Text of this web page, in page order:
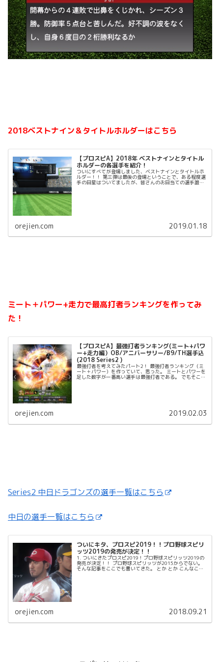
2018ベストナイン＆タイトルホルダーはこちら
【プロスピA】2018年 ベストナインとタイトル
ホルダーの各選手を紹介！
ついにすべてが登場しました、ベストナインとタイトルホ
ルダー！！ 第三弾は最後の登場ということで、ある程度選
手の目星はついてましたが、皆さんのお目当ての選手誰で
orejien.com 2019.01.18
ミート＋パワー+走力で最高打者ランキングを作ってみ
た！
【プロスピA】最強打者ランキング(ミート+パワ
ー+走力編）OB/アニバーサリー/B9/TH選手込
(2018 Series2 )
最強打者を考えてみたパート2！ 最強打者ランキング（ミ
ート＋パワー）を作っていて、思った。 ミートとパワーを
足した数字が一番高い選手は最強打者である。 でもそこに
orejien.com 2019.02.03
Series2 中日ドラゴンズの選手一覧はこちら
中日の選手一覧はこちら
ついにキタ、プロスピ2019！！プロ野球スピリ
ッツ2019の発売が決定！！
1. ついにきたプロスピ2019！プロ野球スピリッツ2019の
発売が決定！！ プロ野球スピリッツが2015からでない。
そんな記事をここでも書いてきた。 とか とか こんなこと
orejien.com 2018.09.21